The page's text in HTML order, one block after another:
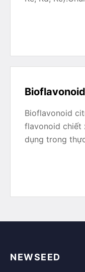
Bioflavonoid
flavonoid chiết
dụng trong
NEWSEED